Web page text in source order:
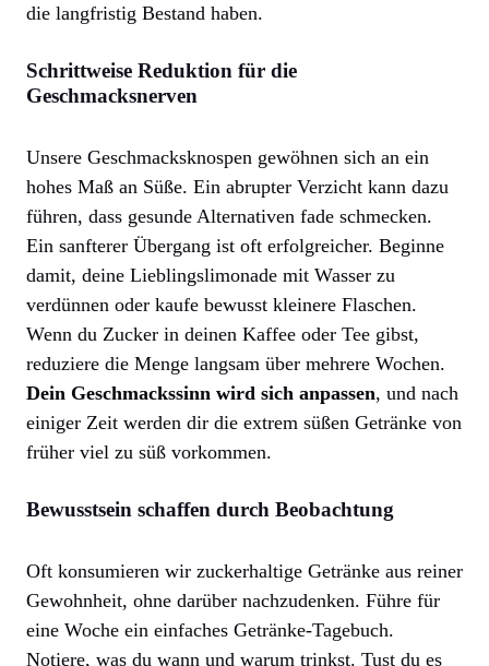
die langfristig Bestand haben.
Schrittweise Reduktion für die
Geschmacksnerven
Unsere Geschmacksknospen gewöhnen sich an ein
hohes Maß an Süße. Ein abrupter Verzicht kann dazu
führen, dass gesunde Alternativen fade schmecken.
Ein sanfterer Übergang ist oft erfolgreicher. Beginne
damit, deine Lieblingslimonade mit Wasser zu
verdünnen oder kaufe bewusst kleinere Flaschen.
Wenn du Zucker in deinen Kaffee oder Tee gibst,
reduziere die Menge langsam über mehrere Wochen.
Dein Geschmackssinn wird sich anpassen, und nach
einiger Zeit werden dir die extrem süßen Getränke von
früher viel zu süß vorkommen.
Bewusstsein schaffen durch Beobachtung
Oft konsumieren wir zuckerhaltige Getränke aus reiner
Gewohnheit, ohne darüber nachzudenken. Führe für
eine Woche ein einfaches Getränke-Tagebuch.
Notiere, was du wann und warum trinkst. Tust du es